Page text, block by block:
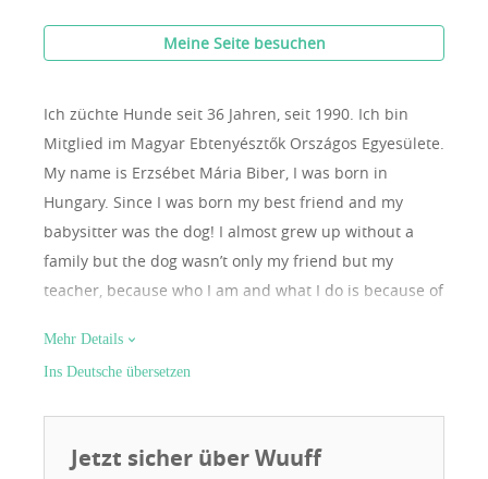
Meine Seite besuchen
Ich züchte Hunde seit 36 Jahren, seit 1990. Ich bin
Mitglied im Magyar Ebtenyésztők Országos Egyesülete.
My name is Erzsébet Mária Biber, I was born in
Hungary. Since I was born my best friend and my
babysitter was the dog! I almost grew up without a
family but the dog wasn’t only my friend but my
teacher, because who I am and what I do is because of
in the most in the whole world is that I want to learn
how to speak with them and help them to navigate in
and I also train them! Through the trainings I met a lot
Mehr Details
Ins Deutsche übersetzen
Jetzt sicher über Wuuff